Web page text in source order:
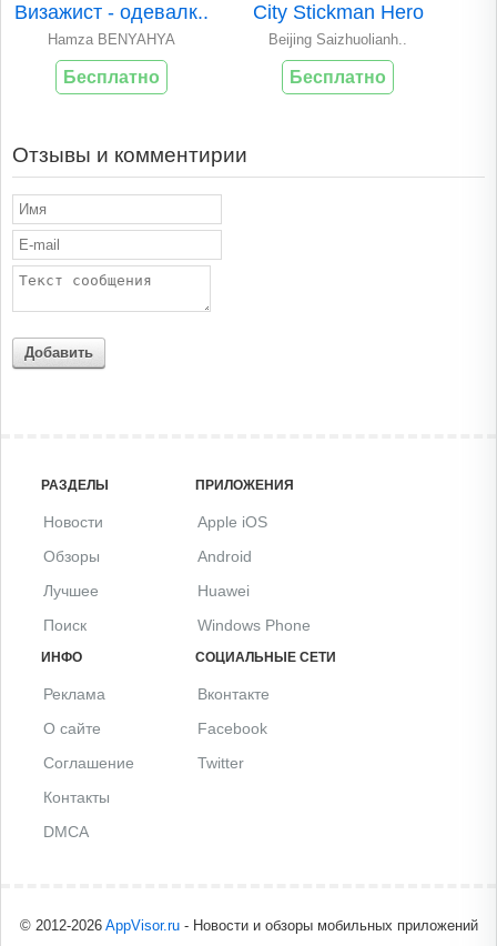
Визажист - одевалк..
Hamza BENYAHYA
Бесплатно
City Stickman Hero
Beijing Saizhuolianh..
Бесплатно
Отзывы и комментирии
Добавить
РАЗДЕЛЫ
Новости
Обзоры
Лучшее
Поиск
ПРИЛОЖЕНИЯ
Apple iOS
Android
Huawei
Windows Phone
ИНФО
Реклама
О сайте
Соглашение
Контакты
DMCA
СОЦИАЛЬНЫЕ СЕТИ
Вконтакте
Facebook
Twitter
© 2012-2026 AppVisor.ru- Новости и обзоры мобильных приложений